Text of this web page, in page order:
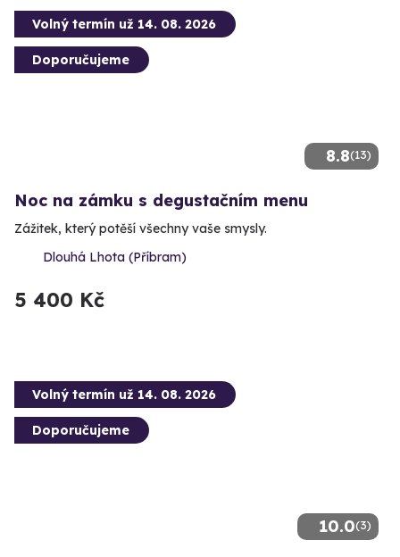
8.8(13)
Volný termín už 14. 08. 2026
Doporučujeme
Noc na zámku s degustačním menu
Zážitek, který potěší všechny vaše smysly.
Dlouhá Lhota (Příbram)
5 400 Kč
10.0(3)
Volný termín už 14. 08. 2026
Doporučujeme